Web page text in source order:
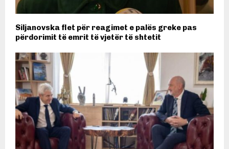
Siljanovska flet për reagimet e palës greke pas
përdorimit të emrit të vjetër të shtetit